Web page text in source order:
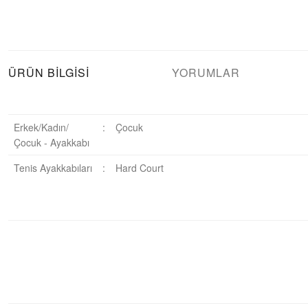
ÜRÜN BILGISI YORUMLAR
Erkek/Kadın/
Çocuk - Ayakkabı
: Çocuk
Tenis Ayakkabıları : Hard Court